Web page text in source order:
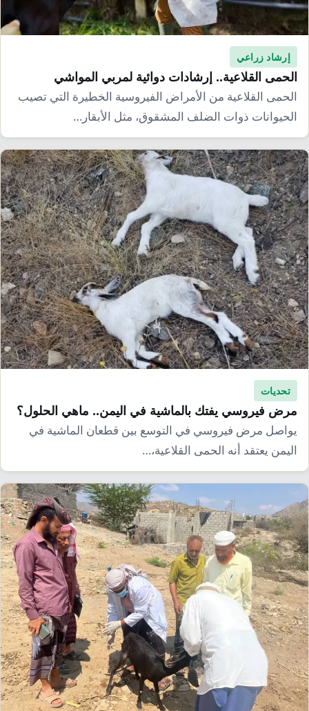
قضايا
معيشة
قصة
انفوجرافيك
تقارير صور
فيديو
إرشاد زراعي
الحمى القلاعية.. إرشادات دوائية لمربي المواشي
الحمى القلاعية من الأمراض الفيروسية الخطيرة التي تصيب
الحيوانات ذوات الضلف المشقوق، مثل الأبقار…
تحديات
مرض فيروسي يفتك بالماشية في اليمن.. ماهي الحلول؟
يواصل مرض فيروسي في التوسع بين قطعان الماشية في
اليمن يعتقد أنه الحمى القلاعية،…